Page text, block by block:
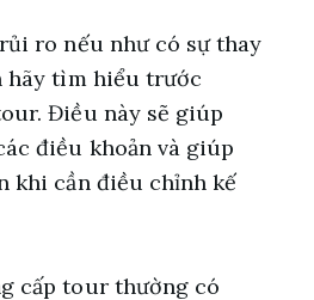
ro nếu như có sự thay
hãy tìm hiểu trước
Điều này sẽ giúp
điều khoản và giúp
khi cần điều chỉnh kế
cấp tour thường có